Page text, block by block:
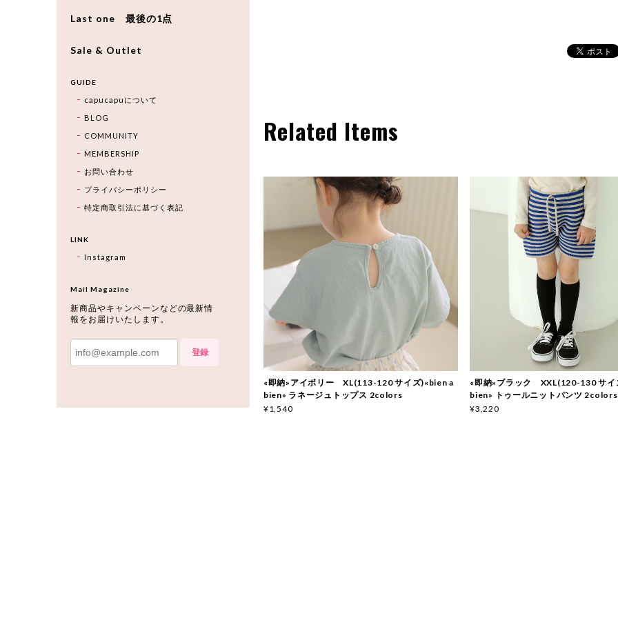
Related Items
«即納»アイボリー XL(113-120 サイズ)«bien a
bien» ラネージュトップス 2colors
¥1,540
«即納»ブラック XXL(120-130 サイ
bien» トゥールニットパンツ 2colors
¥3,220
Last one 最後の1点
Sale & Outlet
GUIDE
capucapuについて
BLOG
COMMUNITY
MEMBERSHIP
お問い合わせ
プライバシーポリシー
特定商取引法に基づく表記
LINK
Instagram
Mail Magazine
新商品やキャンペーンなどの最新情
報をお届けいたします。
登録